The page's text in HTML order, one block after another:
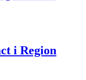
i Region